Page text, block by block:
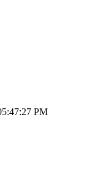
PM